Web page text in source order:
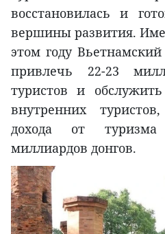
восстановилась и
вершины развития.
этом году
привлечь 22-23
туристов и
внутренних
дохода от туризма
миллиардов донгов.